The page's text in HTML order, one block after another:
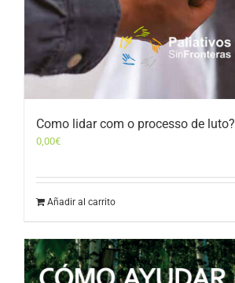
Como lidar com o processo de luto?
0,00€
Añadir al carrito